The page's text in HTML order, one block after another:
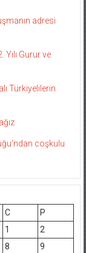
adresi
Gurur ve
Türkiyelilerin
coşkulu
C
P
1
2
8 9